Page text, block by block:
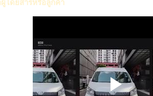
โดยสารหรือลูกค้า